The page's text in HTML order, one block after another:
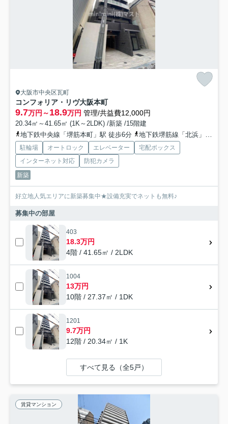
大阪市中央区瓦町
コンフォリア・リヴ大阪本町
9.7万円～18.9万円 管理/共益費12,000円
20.34㎡～41.65㎡ (1K～2LDK) /新築 /15階建
地下鉄中央線「堺筋本町」駅 徒歩6分
地下鉄堺筋線「北浜」駅 徒歩7分
駐輪場 オートロック エレベーター
宅配ボックス
インターネット対応
防犯カメラ
新築
好立地人気エリアに新築募集中★設備充実でネットも無料♪
募集中の部屋
403
18.3万円
4階 / 41.65㎡ / 2LDK
1004
13万円
10階 / 27.37㎡ / 1DK
1201
9.7万円
12階 / 20.34㎡ / 1K
すべて見る（全5戸）
賃貸マンション